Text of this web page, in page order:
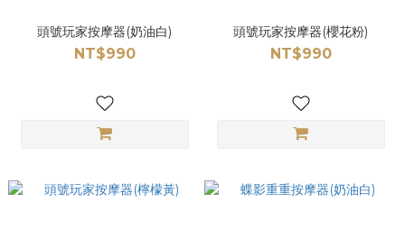
頭號玩家按摩器(奶油白)
NT$990
頭號玩家按摩器(櫻花粉)
NT$990